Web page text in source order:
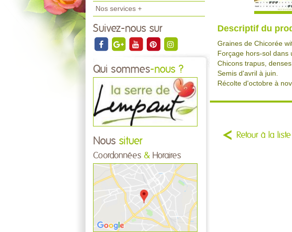
Nos services +
Suivez-nous sur
Qui sommes-nous ?
Nous situer
Coordonnées & Horaires
Descriptif du
Graines de Chicorée
Forçage hors-sol dans
Chicons trapus,
Semis d'avril à juin.
Récolte d'octobre à
Retour à la liste